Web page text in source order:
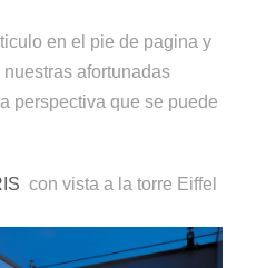
en el pie de pagina y
afortunadas
perspectiva que se puede
con vista a la torre Eiffel